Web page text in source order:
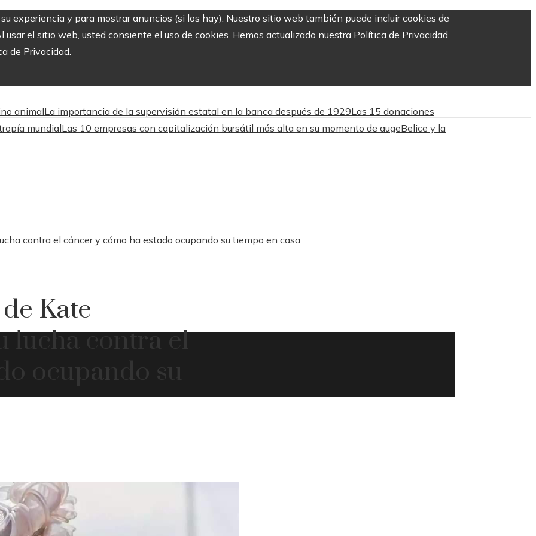
experiencia y para mostrar anuncios (si los hay). Nuestro sitio web también puede incluir cookies de
el sitio web, usted consiente el uso de cookies. Hemos actualizado nuestra Política de Privacidad.
de Privacidad.
animalLa importancia de la supervisión estatal en la banca después de 1929Las 15 donaciones
mundialLas 10 empresas con capitalización bursátil más alta en su momento de augeBelice y la
contra el cáncer y cómo ha estado ocupando su tiempo en casa
Kate
lucha contra el
ocupando su